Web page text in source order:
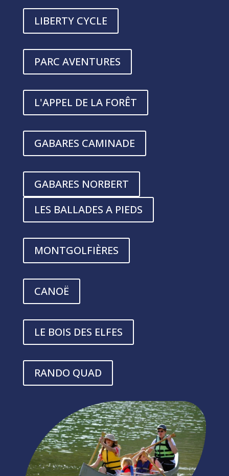
LES BALLADES A PIEDS
MONTGOLFIÈRES
CANOË
LE BOIS DES ELFES
RANDO QUAD
LIBERTY CYCLE
PARC AVENTURES
L'APPEL DE LA FORÊT
GABARES CAMINADE
GABARES NORBERT